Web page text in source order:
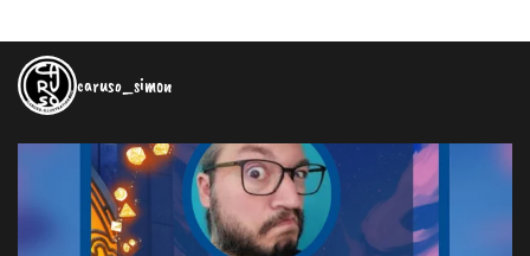
caruso_simon